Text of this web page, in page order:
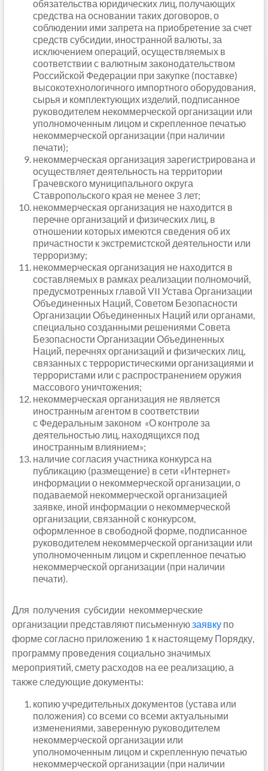
обязательства юридических лиц, получающих
средства на основании таких договоров, о
соблюдении ими запрета на приобретение за счет
средств субсидии, иностранной валюты, за
исключением операций, осуществляемых в
соответствии с валютным законодательством
Российской Федерации при закупке (поставке)
высокотехнологичного импортного оборудования,
сырья и комплектующих изделий, подписанное
руководителем некоммерческой организации или
уполномоченным лицом и скрепленное печатью
некоммерческой организации (при наличии
печати);
некоммерческая организация зарегистрирована и
осуществляет деятельность на территории
Грачевского муниципального округа
Ставропольского края не менее 3 лет;
некоммерческая организация не находится в
перечне организаций и физических лиц, в
отношении которых имеются сведения об их
причастности к экстремистской деятельности или
терроризму;
некоммерческая организация не находится в
составляемых в рамках реализации полномочий,
предусмотренных главой VII Устава Организации
Объединенных Наций, Советом Безопасности
Организации Объединенных Наций или органами,
специально созданными решениями Совета
Безопасности Организации Объединенных
Наций, перечнях организаций и физических лиц,
связанных с террористическими организациями и
террористами или с распространением оружия
массового уничтожения;
некоммерческая организация не является
иностранным агентом в соответствии
с Федеральным законом «О контроле за
деятельностью лиц, находящихся под
иностранным влиянием»;
наличие согласия участника конкурса на
публикацию (размещение) в сети «Интернет»
информации о некоммерческой организации, о
подаваемой некоммерческой организацией
заявке, иной информации о некоммерческой
организации, связанной с конкурсом,
оформленное в свободной форме, подписанное
руководителем некоммерческой организации или
уполномоченным лицом и скрепленное печатью
некоммерческой организации (при наличии
печати).
Для получения субсидии некоммерческие
организации представляют письменнуюзаявкупо
форме согласно приложению 1 к настоящему Порядку,
программу проведения социально значимых
мероприятий, смету расходов на ее реализацию, а
также следующие документы:
копию учредительных документов (устава или
положения) со всеми со всеми актуальными
изменениями, заверенную руководителем
некоммерческой организации или
уполномоченным лицом и скрепленную печатью
некоммерческой организации (при наличии